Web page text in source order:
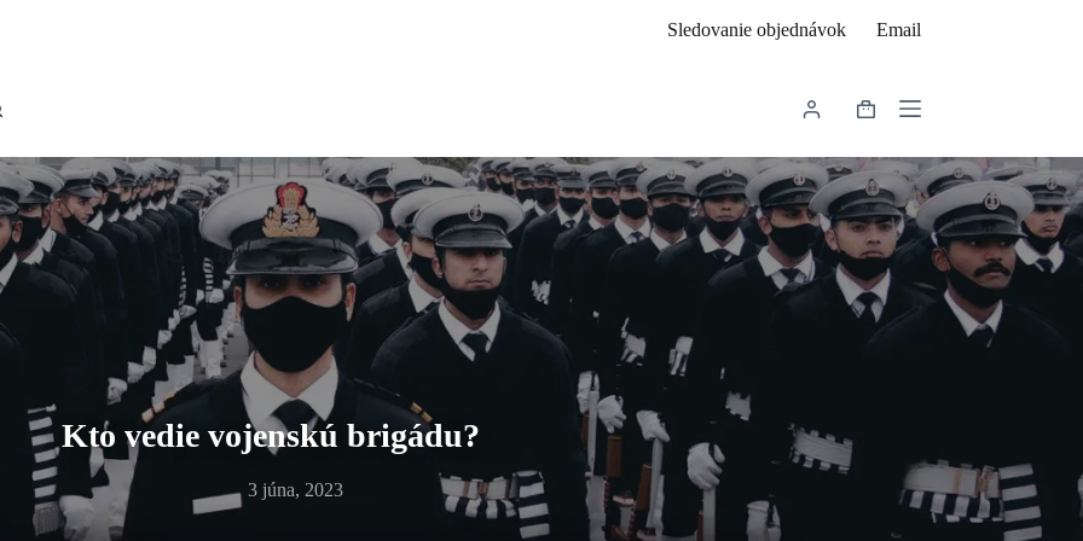
Sledovanie objednávok Email
Shopping
Kto vedie vojenskú brigádu?
3 júna, 2023